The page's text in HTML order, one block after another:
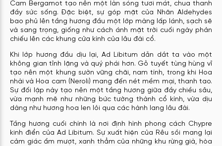
Cam Bergamot tạo nên một làn sóng tươi mát, chua thanh
đầy sức sống. Đặc biệt, sự góp mặt của Nhãn Aldehydes
bao phủ lên tầng hương đầu một lớp màng lấp lánh, sạch sẽ
và sang trọng, giống như cách ánh mặt trời cuối ngày phản
chiếu lên các khung cửa kính của lâu đài cổ.
Khi lớp hương đầu dịu lại, Ad Libitum dẫn dắt ta vào một
không gian tĩnh lặng và quý phái hơn. Gỗ tuyết tùng hùng vĩ
tạo nên một khung sườn vững chãi, nam tính, trong khi Hoa
nhài và Hoa cam (Neroli) mang đến nét mềm mại, thanh tao.
Sự đối lập này tạo nên một tầng hương giữa đầy chiều sâu,
vừa mạnh mẽ như những bức tường thành cổ kính, vừa dịu
dàng như hương hoa len lỏi qua các hành lang lâu đài.
Tầng hương cuối chính là nơi định hình phong cách Chypre
kinh điển của Ad Libitum. Sự xuất hiện của Rêu sồi mang lại
cảm giác ẩm mượt, xanh thẳm của những khu rừng già, hòa